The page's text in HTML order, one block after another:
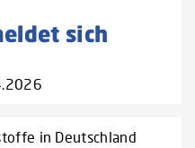
sich
in Deutschland